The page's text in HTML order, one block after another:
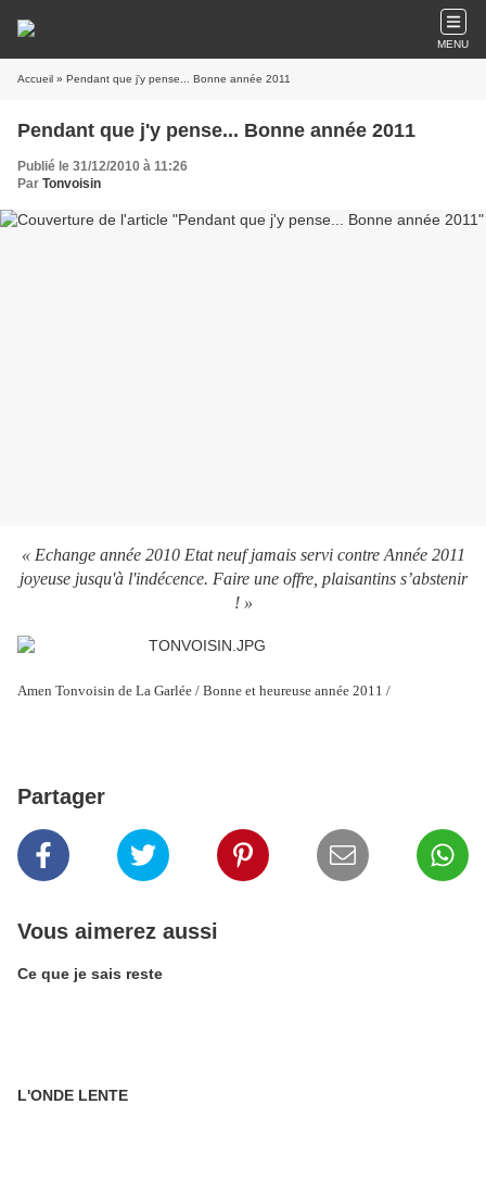
MENU
Accueil » Pendant que j'y pense... Bonne année 2011
Pendant que j'y pense... Bonne année 2011
Publié le 31/12/2010 à 11:26
Par Tonvoisin
« Echange année 2010 Etat neuf jamais servi contre Année 2011
joyeuse jusqu'à l'indécence. Faire une offre, plaisantins s’abstenir
! »
Amen Tonvoisin de La Garlée / Bonne et heureuse année 2011 /
Partager
Vous aimerez aussi
Ce que je sais reste
L'ONDE LENTE